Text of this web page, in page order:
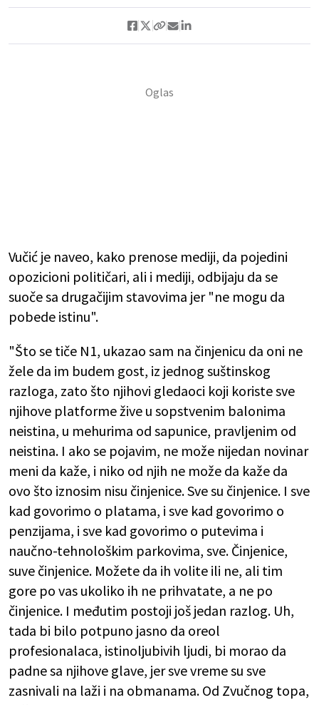
Vučić je naveo, kako prenose mediji, da pojedini
opozicioni političari, ali i mediji, odbijaju da se
suoče sa drugačijim stavovima jer "ne mogu da
pobede istinu".
"Što se tiče N1, ukazao sam na činjenicu da oni ne
žele da im budem gost, iz jednog suštinskog
razloga, zato što njihovi gledaoci koji koriste sve
njihove platforme žive u sopstvenim balonima
neistina, u mehurima od sapunice, pravljenim od
neistina. I ako se pojavim, ne može nijedan novinar
meni da kaže, i niko od njih ne može da kaže da
ovo što iznosim nisu činjenice. Sve su činjenice. I sve
kad govorimo o platama, i sve kad govorimo o
penzijama, i sve kad govorimo o putevima i
naučno-tehnološkim parkovima, sve. Činjenice,
suve činjenice. Možete da ih volite ili ne, ali tim
gore po vas ukoliko ih ne prihvatate, a ne po
činjenice. I međutim postoji još jedan razlog. Uh,
tada bi bilo potpuno jasno da oreol
profesionalaca, istinoljubivih ljudi, bi morao da
padne sa njihove glave, jer sve vreme su sve
zasnivali na laži i na obmanama. Od Zvučnog topa,